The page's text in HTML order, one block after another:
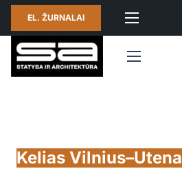
EL. ŽURNALAI
Kelias Vilnius–Utena